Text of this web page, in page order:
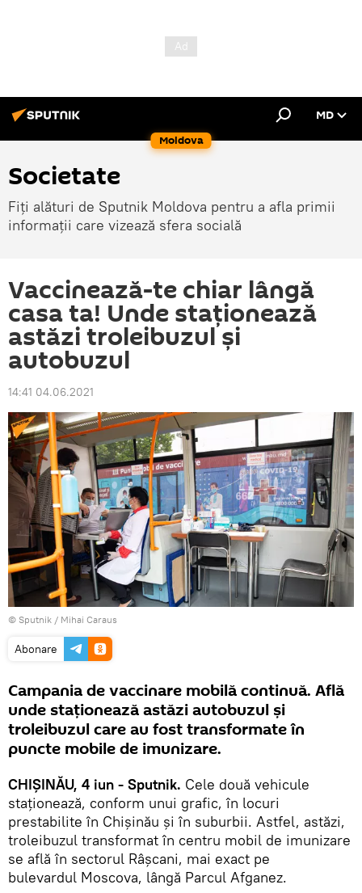
Moldova
MD
Societate
Fiți alături de Sputnik Moldova pentru a afla primii
informații care vizează sfera socială
Vaccinează-te chiar lângă
casa ta! Unde staționează
astăzi troleibuzul și
autobuzul
14:41 04.06.2021
© Sputnik / Mihai Caraus
Abonare
Campania de vaccinare mobilă continuă. Află
unde staționează astăzi autobuzul și
troleibuzul care au fost transformate în
puncte mobile de imunizare.
CHIȘINĂU, 4 iun - Sputnik. Cele două vehicule
staționează, conform unui grafic, în locuri
prestabilite în Chișinău și în suburbii. Astfel, astăzi,
troleibuzul transformat în centru mobil de imunizare
se află în sectorul Râșcani, mai exact pe
bulevardul Moscova, lângă Parcul Afganez.